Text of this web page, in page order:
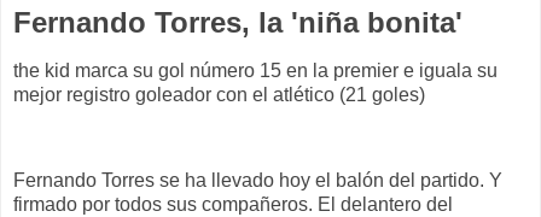
Fernando Torres, la 'niña bonita'
the kid marca su gol número 15 en la premier e iguala su
mejor registro goleador con el atlético (21 goles)
Fernando Torres se ha llevado hoy el balón del partido. Y
firmado por todos sus compañeros. El delantero del